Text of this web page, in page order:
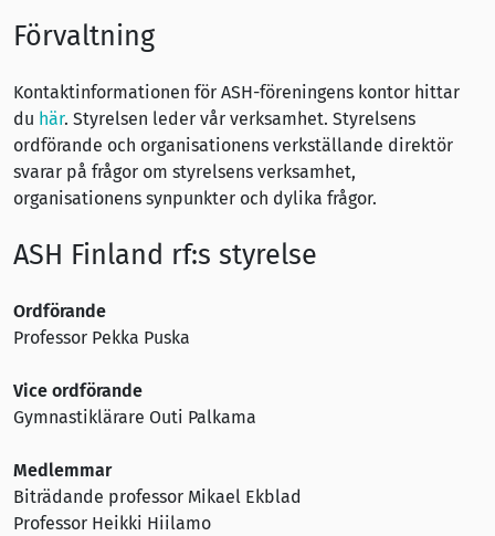
Förvaltning
Kontaktinformationen för ASH-föreningens kontor hittar
du här. Styrelsen leder vår verksamhet. Styrelsens
ordförande och organisationens verkställande direktör
svarar på frågor om styrelsens verksamhet,
organisationens synpunkter och dylika frågor.
ASH Finland rf:s styrelse
Ordförande
Professor Pekka Puska
Vice ordförande
Gymnastiklärare Outi Palkama
Medlemmar
Biträdande professor Mikael Ekblad
Professor Heikki Hiilamo